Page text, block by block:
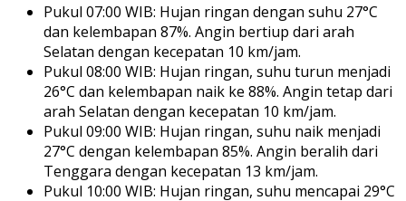
Pukul 07:00 WIB: Hujan ringan dengan suhu 27°C
dan kelembapan 87%. Angin bertiup dari arah
Selatan dengan kecepatan 10 km/jam.
Pukul 08:00 WIB: Hujan ringan, suhu turun menjadi
26°C dan kelembapan naik ke 88%. Angin tetap dari
arah Selatan dengan kecepatan 10 km/jam.
Pukul 09:00 WIB: Hujan ringan, suhu naik menjadi
27°C dengan kelembapan 85%. Angin beralih dari
Tenggara dengan kecepatan 13 km/jam.
Pukul 10:00 WIB: Hujan ringan, suhu mencapai 29°C